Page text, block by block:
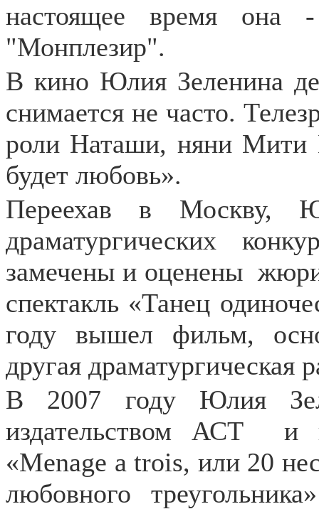
настоящее время она -
"Монплезир".
В кино Юлия Зеленина
снимается не часто.
роли Наташи, няни Мити
будет любовь».
Переехав в Москву,
драматургических
замечены и оценены
спектакль «Танец
году вышел фильм,
другая драматургическая
В 2007 году Юлия
издательством АСТ
и
«Menage a trois, или 20
любовного